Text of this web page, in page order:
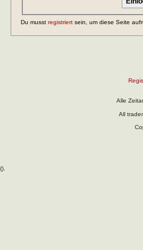
Du musst registriert sein, um diese Seite
Alle
All
().